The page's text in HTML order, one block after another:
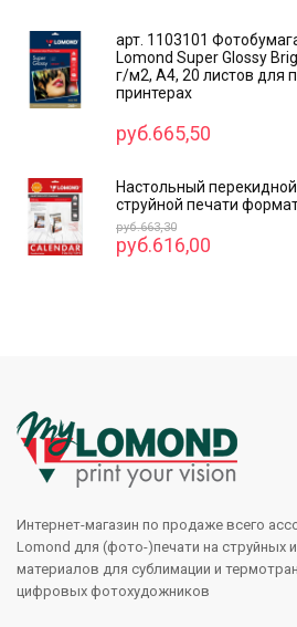
арт. 1103101
Lomond Super Glossy
г/м2, А4, 20 листов для
принтерах
руб.665,50
Настольный
струйной печати
руб.663,30
руб.616,00
Интернет-магазин по продаже всего
Lomond для (фото-)печати на струйных
материалов для сублимации и
цифровых фотохудожников